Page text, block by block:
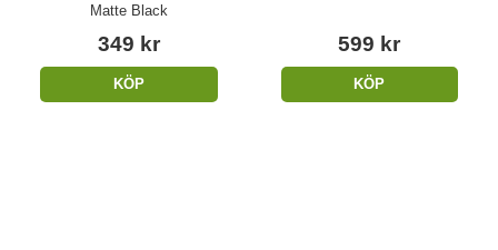
Matte Black
349 kr
KÖP
599 kr
KÖP